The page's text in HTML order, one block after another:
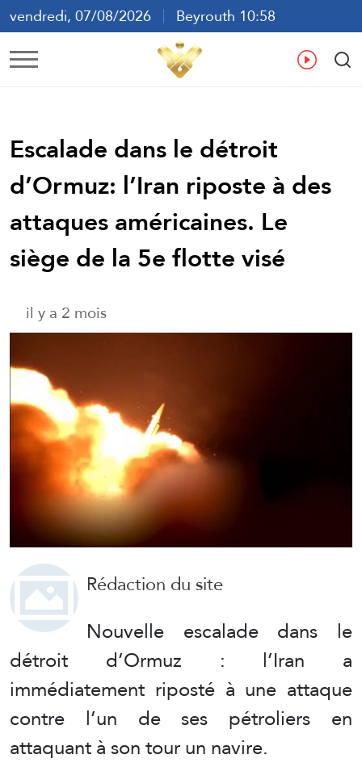
vendredi, 07/08/2026
Beyrouth 10:58
ع
Escalade dans le détroit
d’Ormuz: l’Iran riposte à des
attaques américaines. Le
siège de la 5e flotte visé
il y a 2 mois
Rédaction du site
Nouvelle escalade dans le
détroit d’Ormuz : l’Iran a
immédiatement riposté à une attaque
contre l’un de ses pétroliers en
attaquant à son tour un navire.